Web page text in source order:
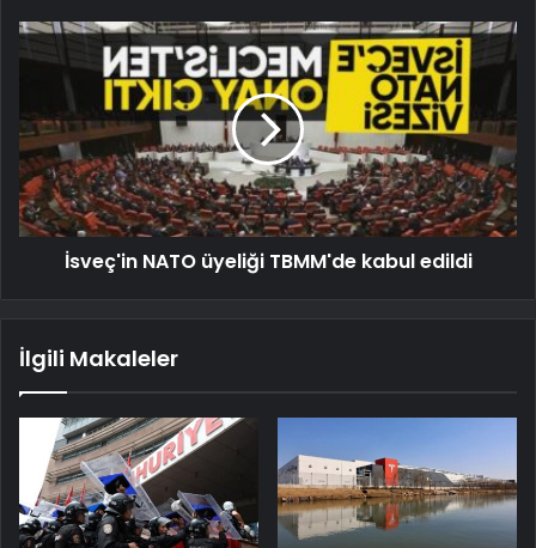
İsveç'in NATO üyeliği TBMM'de kabul edildi
İlgili Makaleler